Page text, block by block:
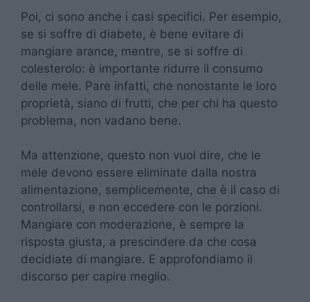
Poi, ci sono anche i casi specifici. Per esempio,
se si soffre di diabete, è bene evitare di
mangiare arance, mentre, se si soffre di
colesterolo: è importante ridurre il consumo
delle mele. Pare infatti, che nonostante le loro
proprietà, siano di frutti, che per chi ha questo
problema, non vadano bene.
Ma attenzione, questo non vuol dire, che le
mele devono essere eliminate dalla nostra
alimentazione, semplicemente, che è il caso di
controllarsi, e non eccedere con le porzioni.
Mangiare con moderazione, è sempre la
risposta giusta, a prescindere da che cosa
decidiate di mangiare. E approfondiamo il
discorso per capire meglio.